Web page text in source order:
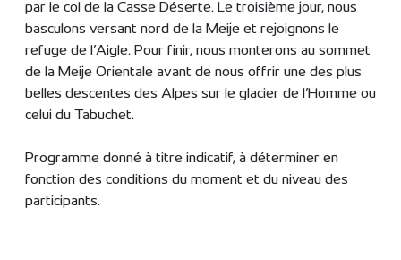
par le col de la Casse Déserte. Le troisième jour, nous
basculons versant nord de la Meije et rejoignons le
refuge de l’Aigle. Pour finir, nous monterons au sommet
de la Meije Orientale avant de nous offrir une des plus
belles descentes des Alpes sur le glacier de l’Homme ou
celui du Tabuchet.
Programme donné à titre indicatif, à déterminer en
fonction des conditions du moment et du niveau des
participants.